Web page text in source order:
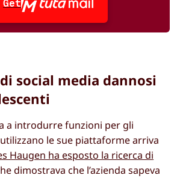
Get
social media dannosi
a introdurre funzioni per gli
le sue piattaforme arriva
Haugen ha esposto la ricerca di
dimostrava che l’azienda sapeva